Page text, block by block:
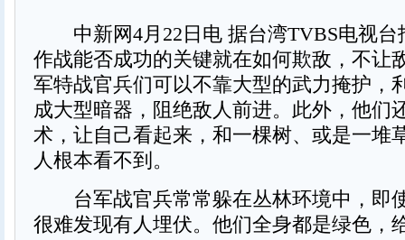
中新网4月22日电 据台湾TVBS电视台
作战能否成功的关键就在如何欺敌，不让
军特战官兵们可以不靠大型的武力掩护，
成大型暗器，阻绝敌人前进。此外，他们
术，让自己看起来，和一棵树、或是一堆
人根本看不到。
台军战官兵常常躲在丛林环境中，即
很难发现有人埋伏。他们全身都是绿色，